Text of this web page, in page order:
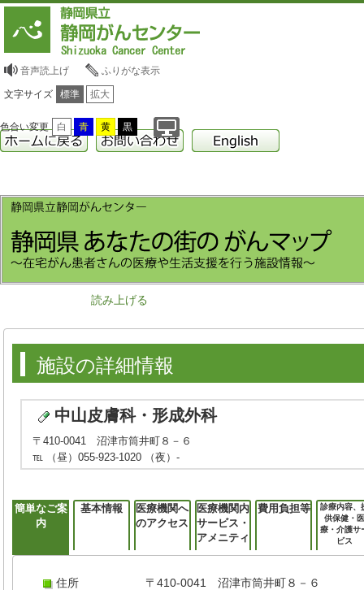
音声読上げ ふりがな表示
文字サイズ 標準 拡大
色合い変更 白 青 黄 黒
読み上げる
施設の詳細情報
中山皮膚科・形成外科
〒410-0041 沼津市筒井町８－６
℡ （昼）055-923-1020 （夜）-
簡単なご案
内
基本情報
医療機関へ
のアクセス
医療機関内
サービス・
アメニティ
費用負担等
診療内容、
供保健・
療・介護サ
ビス
住所 〒410-0041 沼津市筒井町８－６